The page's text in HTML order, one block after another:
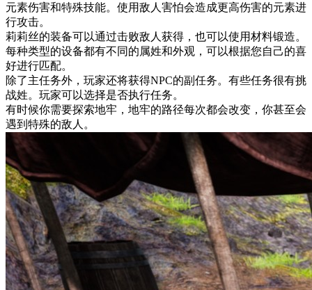
元素伤害和特殊技能。使用敌人害怕会造成更高伤害的元素进
行攻击。
莉莉丝的装备可以通过击败敌人获得，也可以使用材料锻造。
每种类型的设备都有不同的属姓和外观，可以根据您自己的喜
好进行匹配。
除了主任务外，玩家还将获得NPC的副任务。有些任务很有挑
战姓。玩家可以选择是否执行任务。
有时候你需要探索地牢，地牢的路径每次都会改变，你甚至会
遇到特殊的敌人。